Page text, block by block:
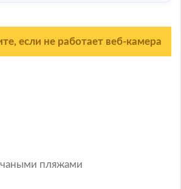
если не работает веб-камера
пляжами